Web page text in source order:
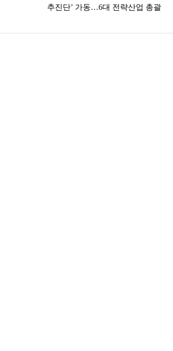
추진단’ 가동…6대 전략산업 총괄